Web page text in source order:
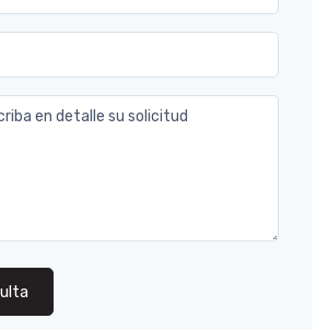
en detalle su solicitud